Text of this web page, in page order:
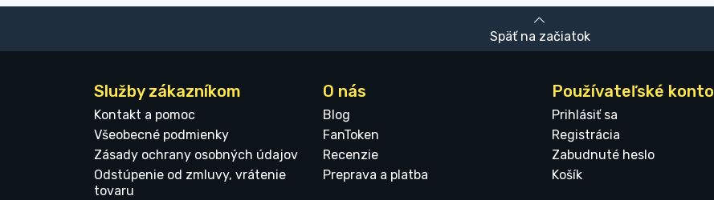
Späť na začiatok
Služby zákazníkom
Kontakt a pomoc
Všeobecné podmienky
Zásady ochrany osobných údajov
Odstúpenie od zmluvy, vrátenie
tovaru
O nás
Blog
FanToken
Recenzie
Preprava a platba
Používateľské konto
Prihlásiť sa
Registrácia
Zabudnuté heslo
Košík